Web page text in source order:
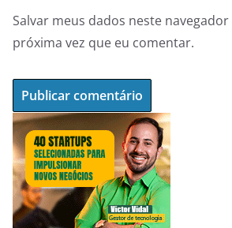
Salvar meus dados neste navegador
próxima vez que eu comentar.